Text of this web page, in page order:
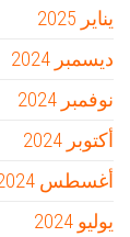
يناير 2025
ديسمبر 2024
نوفمبر 2024
أكتوبر 2024
أغسطس 2024
يوليو 2024